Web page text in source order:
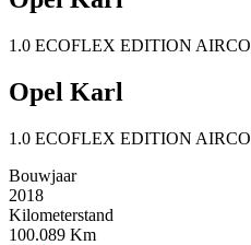
1.0 ECOFLEX EDITION AIRCO
Opel Karl
1.0 ECOFLEX EDITION AIRCO
Bouwjaar
2018
Kilometerstand
100.089 Km